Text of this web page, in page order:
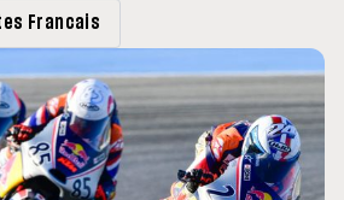
retour en septembre
Francais